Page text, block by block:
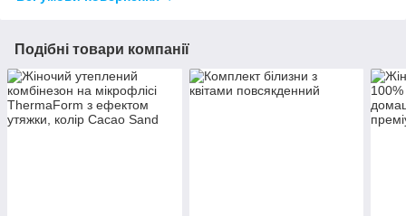
Подібні товари компанії